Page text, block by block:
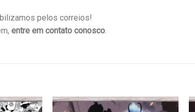
pelos correios!
entre em contato conosco.